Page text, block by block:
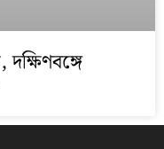
দক্ষিণবঙ্গে